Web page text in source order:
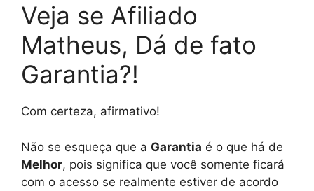
Veja se Afiliado
Matheus, Dá de fato
Garantia?!
Com certeza, afirmativo!
Não se esqueça que a Garantia é o que há de
Melhor, pois significa que você somente ficará
com o acesso se realmente estiver de acordo